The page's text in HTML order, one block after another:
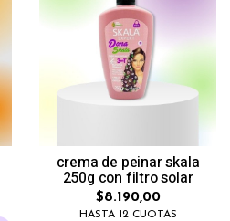
crema de peinar skala
250g con filtro solar
$8.190,00
HASTA 12 CUOTAS